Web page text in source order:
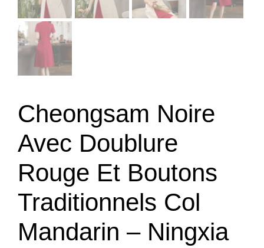
Cheongsam Noire
Avec Doublure
Rouge Et Boutons
Traditionnels Col
Mandarin – Ningxia